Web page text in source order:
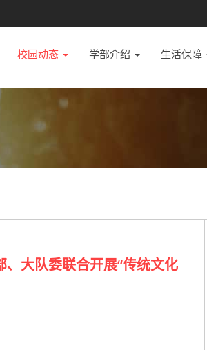
校园动态 学部介绍 生活保障
大队委联合开展“传统文化